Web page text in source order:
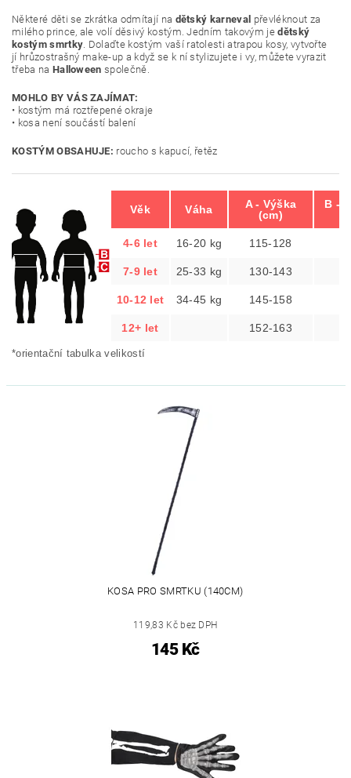
Některé děti se zkrátka odmítají na dětský karneval převléknout za
milého prince, ale volí děsivý kostým. Jedním takovým jedětský
kostým smrtky. Dolaďte kostým vaší ratolesti atrapou kosy, vytvořte
jí hrůzostrašný make-up a když se k ní stylizujete i vy, můžete vyrazit
třeba na Halloween společně.
MOHLO BY VÁS ZAJÍMAT:
• kostým má roztřepené okraje
• kosa není součástí balení
KOSTÝM OBSAHUJE: roucho s kapucí, řetěz
Věk Váha
A - Výška
(cm)
B -
4-6 let 16-20 kg 115-128
7-9 let 25-33 kg 130-143
10-12 let 34-45 kg 145-158
12+ let 152-163
*orientační tabulka velikostí
KOSA PRO SMRTKU (140CM)
119,83 Kč bez DPH
145 Kč